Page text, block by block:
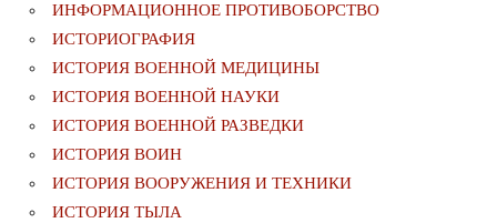
ИНФОРМАЦИОННОЕ ПРОТИВОБОРСТВО
ИСТОРИОГРАФИЯ
ИСТОРИЯ ВОЕННОЙ МЕДИЦИНЫ
ИСТОРИЯ ВОЕННОЙ НАУКИ
ИСТОРИЯ ВОЕННОЙ РАЗВЕДКИ
ИСТОРИЯ ВОИН
ИСТОРИЯ ВООРУЖЕНИЯ И ТЕХНИКИ
ИСТОРИЯ ТЫЛА